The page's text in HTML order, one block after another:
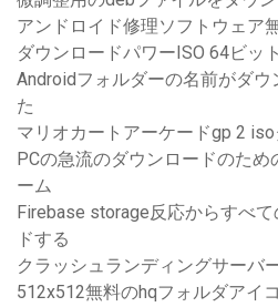
アンドロイド修理ソフトウェア
ダウンロードパワーISO 64ビット
Androidフォルダーの名前がダ
た
マリオカートアーケードgp 2
PCの急流のダウンロードのため
ーム
Firebase storage反応からすべ
ドする
クラッシュランディングサーバ
512x512無料のhqフォルダアイ